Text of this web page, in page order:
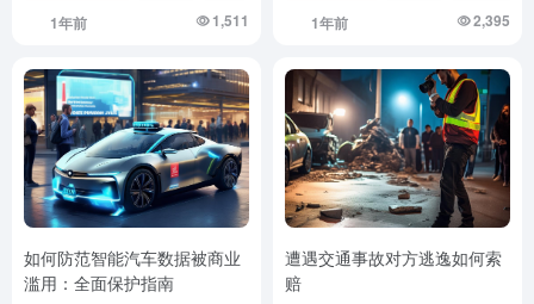
1年前 1,511 1年前 2,395
如何防范智能汽车数据被商业
滥用：全面保护指南
遭遇交通事故对方逃逸如何索
赔